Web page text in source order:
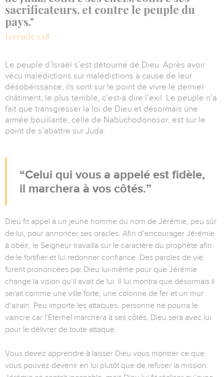
sacrificateurs, et contre le peuple du
pays."
Jérémie 1.18
Le peuple d’Israël s’est détourné de Dieu. Après avoir
vécu malédictions sur malédictions à cause de leur
désobéissance, ils sont sur le point de vivre le dernier
châtiment, le plus terrible, c’est-à dire l’exil. Le peuple n’a
fait que transgresser la loi de Dieu et désormais une
armée bouillante, celle de Nabuchodonosor, est sur le
point de s’abattre sur Juda.
Celui qui vous a appelé est fidèle,
il marchera à vos côtés.
Dieu fit appel à un jeune homme du nom de Jérémie, peu sûr
de lui, pour annoncer ses oracles. Afin d’encourager Jérémie
à obéir, le Seigneur travailla sur le caractère du prophète afin
de le fortifier et lui redonner confiance. Des paroles de vie
furent prononcées par Dieu lui-même pour que Jérémie
change la vision qu’il avait de lui. Il lui montra que désormais il
serait comme une ville forte, une colonne de fer et un mur
d’airain. Peu importe les attaques, personne ne pourra le
vaincre car l’Eternel marchera à ses côtés. Dieu sera avec lui
pour le délivrer de toute attaque.
Vous devez apprendre à laisser Dieu vous montrer ce que
vous pouvez devenir en lui plutôt que de refuser la mission.